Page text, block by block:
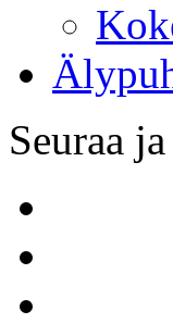
Seuraa